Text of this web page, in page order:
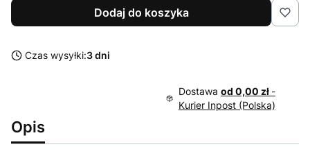
Dodaj do koszyka
Czas wysyłki:3 dni
Dostawa od 0,00 zł -
Kurier Inpost (Polska)
Opis